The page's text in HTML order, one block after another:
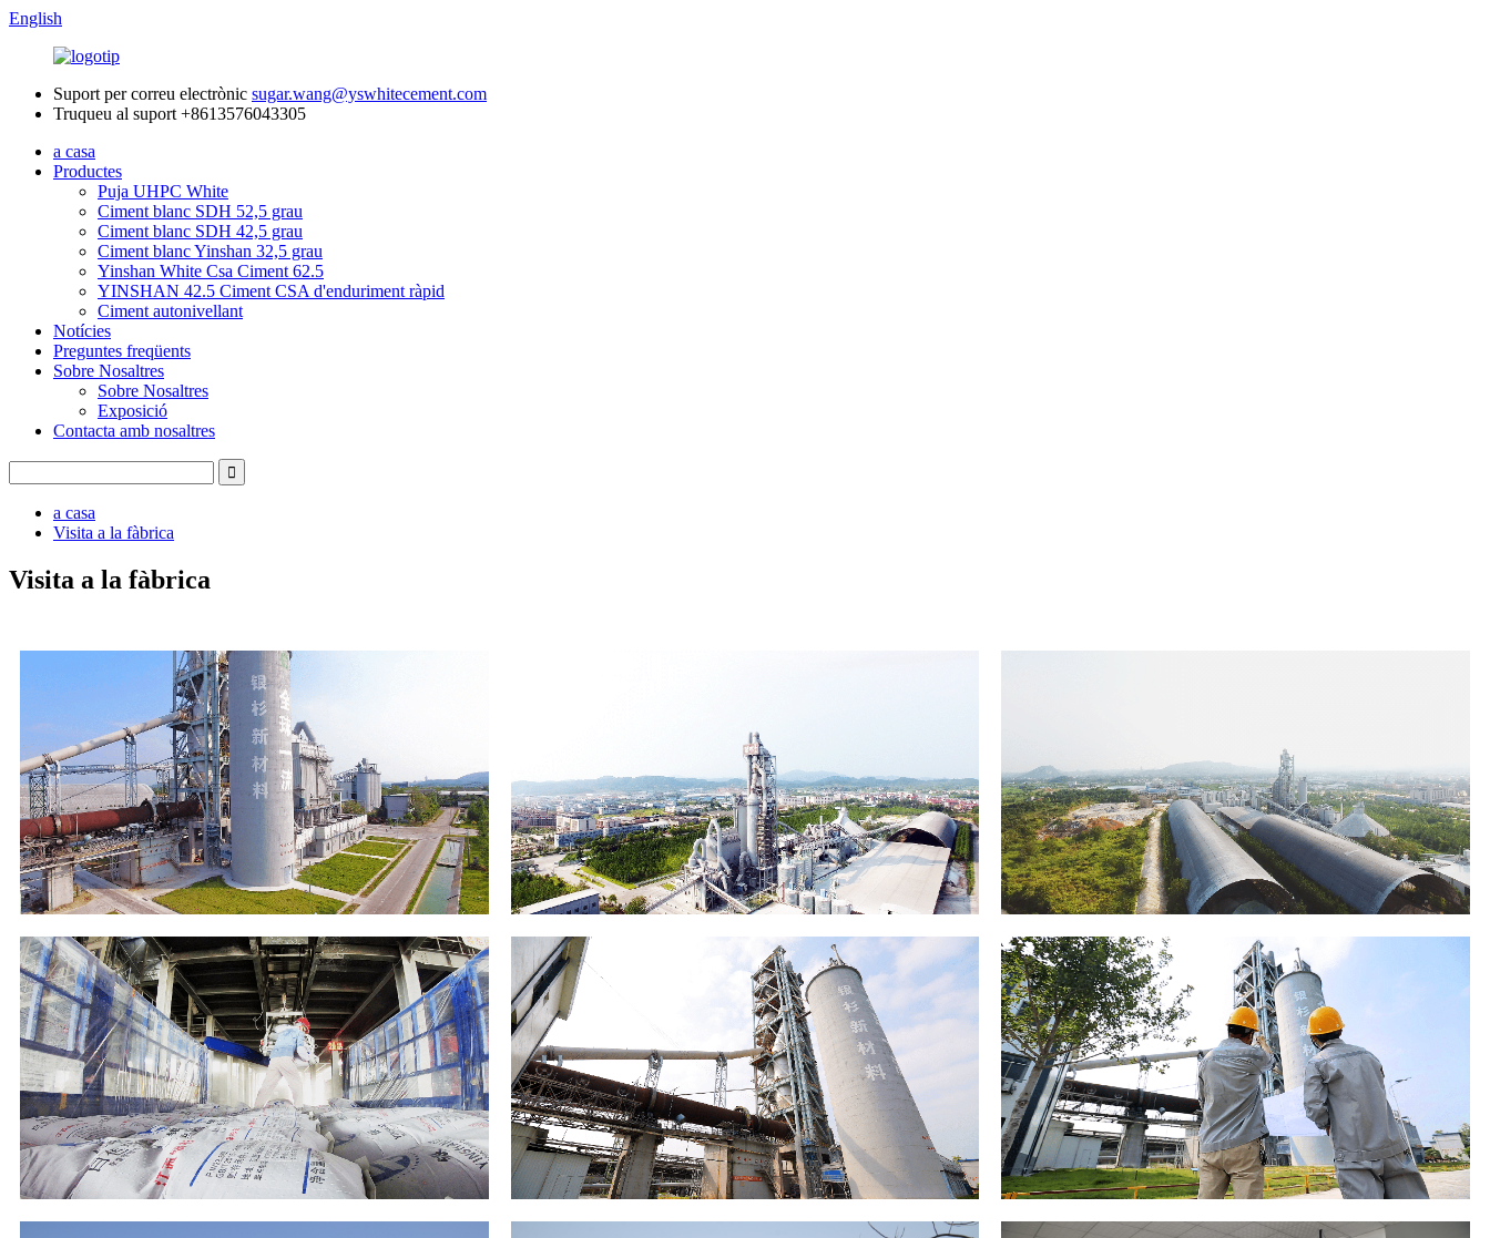
English
Suport per correu electrònic sugar.wang@yswhitecement.com
Truqueu al suport +8613576043305
a casa
Productes
Puja UHPC White
Ciment blanc SDH 52,5 grau
Ciment blanc SDH 42,5 grau
Ciment blanc Yinshan 32,5 grau
Yinshan White Csa Ciment 62.5
YINSHAN 42.5 Ciment CSA d'enduriment ràpid
Ciment autonivellant
Notícies
Preguntes freqüents
Sobre Nosaltres
Sobre Nosaltres
Exposició
Contacta amb nosaltres
a casa
Visita a la fàbrica
Visita a la fàbrica